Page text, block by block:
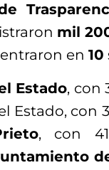
mil
en 10
Estado, con
Estado, con
, con